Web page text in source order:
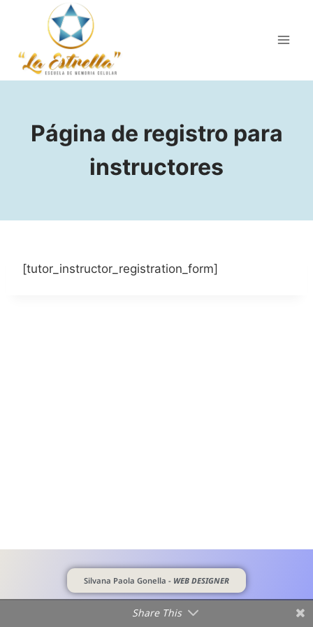
Página de registro para
instructores
[tutor_instructor_registration_form]
Silvana Paola Gonella - WEB DESIGNER
Share This